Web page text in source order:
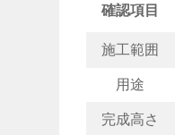
確認項目
施工範囲
用途
完成高さ